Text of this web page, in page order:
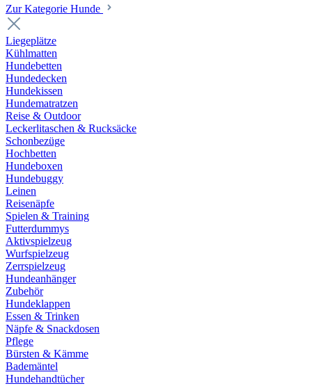
Zur Kategorie Hunde
Liegeplätze
Kühlmatten
Hundebetten
Hundedecken
Hundekissen
Hundematratzen
Reise & Outdoor
Leckerlitaschen & Rucksäcke
Schonbezüge
Hochbetten
Hundeboxen
Hundebuggy
Leinen
Reisenäpfe
Spielen & Training
Futterdummys
Aktivspielzeug
Wurfspielzeug
Zerrspielzeug
Hundeanhänger
Zubehör
Hundeklappen
Essen & Trinken
Näpfe & Snackdosen
Pflege
Bürsten & Kämme
Bademäntel
Hundehandtücher